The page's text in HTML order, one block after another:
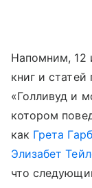
Напомним, 12
книг и
«Голливуд и
котором
как Грета
Элизабет
что